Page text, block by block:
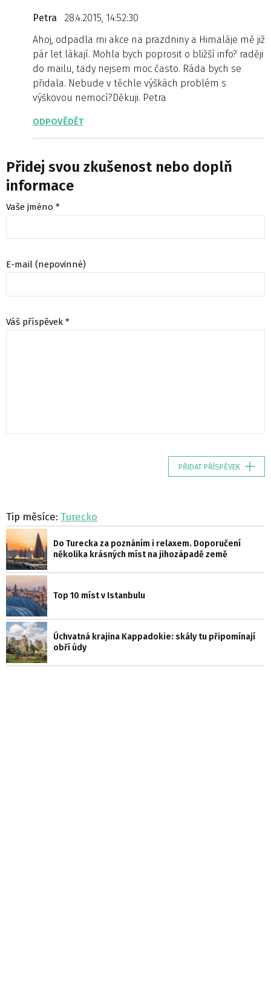
Petra
28.4.2015, 14:52:30
Ahoj, odpadla mi akce na prazdniny a Himaláje mě již
pár let lákají. Mohla bych poprosit o bližší info? raději
do mailu, tady nejsem moc často. Ráda bych se
přidala. Nebude v těchle výškách problém s
výškovou nemocí?Děkuji. Petra
ODPOVĚDĚT
Přidej svou zkušenost nebo doplň
informace
Vaše jméno *
E-mail (nepovinné)
Váš příspěvek *
PŘIDAT PŘÍSPĚVEK
Tip měsíce: Turecko
Do Turecka za poznáním i relaxem. Doporučení
několika krásných míst na jihozápadě země
Top 10 míst v Istanbulu
Úchvatná krajina Kappadokie: skály tu připomínají
obří údy